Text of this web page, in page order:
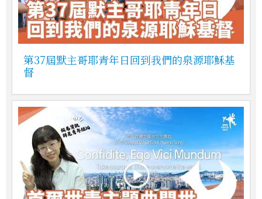
第37屆默主哥耶青年日回到我們的泉源耶穌基
督